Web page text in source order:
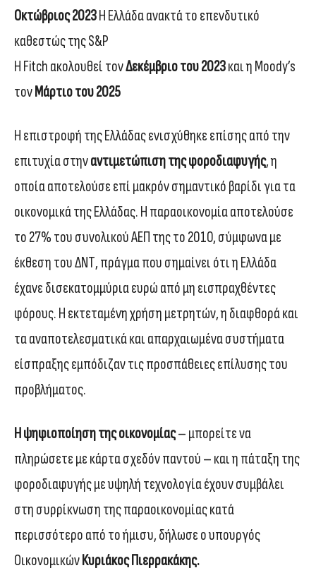
Οκτώβριος 2023Η Ελλάδα ανακτά το επενδυτικό
καθεστώς της S&P
Η Fitch ακολουθεί τονΔεκέμβριο του 2023και η Moody’s
τονΜάρτιο του 2025
Η επιστροφή της Ελλάδας ενισχύθηκε επίσης από την
επιτυχία στηναντιμετώπιση της φοροδιαφυγής, η
οποία αποτελούσε επί μακρόν σημαντικό βαρίδι για τα
οικονομικά της Ελλάδας. Η παραοικονομία αποτελούσε
το 27% του συνολικού ΑΕΠ της το 2010, σύμφωνα με
έκθεση του ΔΝΤ, πράγμα που σημαίνει ότι η Ελλάδα
έχανε δισεκατομμύρια ευρώ από μη εισπραχθέντες
φόρους. Η εκτεταμένη χρήση μετρητών, η διαφθορά και
τα αναποτελεσματικά και απαρχαιωμένα συστήματα
είσπραξης εμπόδιζαν τις προσπάθειες επίλυσης του
προβλήματος.
Η ψηφιοποίηση της οικονομίας– μπορείτε να
πληρώσετε με κάρτα σχεδόν παντού – και η πάταξη της
φοροδιαφυγής με υψηλή τεχνολογία έχουν συμβάλει
στη συρρίκνωση της παραοικονομίας κατά
περισσότερο από το ήμισυ, δήλωσε ο υπουργός
ΟικονομικώνΚυριάκος Πιερρακάκης.